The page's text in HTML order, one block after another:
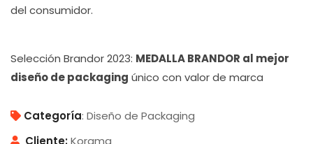
del consumidor.
Selección Brandor 2023: MEDALLA BRANDOR al mejor
diseño de packaging único con valor de marca
Categoría: Diseño de Packaging
Cliente:Korama